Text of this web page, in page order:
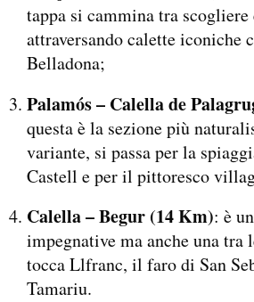
tappa si cammina tra scogliere
attraversando calette iconiche
Belladona;
Palamós – Calella de
questa è la sezione più
variante, si passa per la
Castell e per il pittoresco
Calella – Begur (14 Km): è
impegnative ma anche una tra
tocca Llfranc, il faro di San
Tamariu.